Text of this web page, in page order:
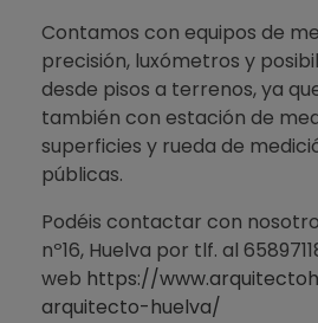
Contamos con equipos de
precisión, luxómetros y
desde pisos a terrenos, ya
también con estación de
superficies y rueda de
públicas.
Podéis contactar con
nº16, Huelva por tlf. al
web https://
arquitecto-huelva/